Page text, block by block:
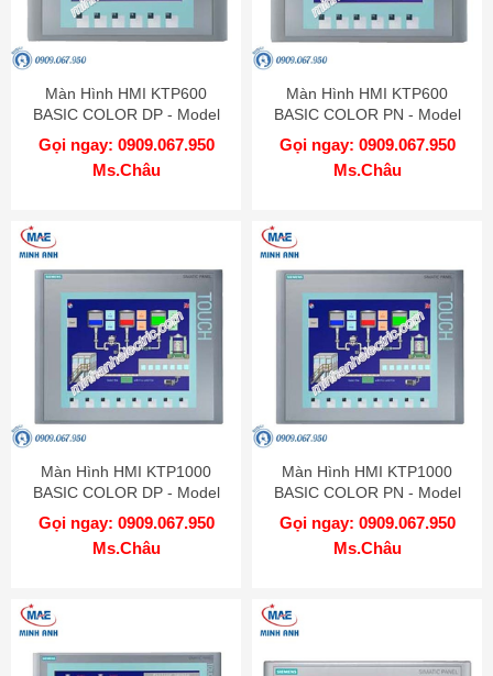
Màn Hình HMI KTP600
BASIC COLOR DP - Model
6AV6647-0AC11-3AX0
Gọi ngay: 0909.067.950
Ms.Châu
Màn Hình HMI KTP600
BASIC COLOR PN - Model
6AV6647-0AD11-3AX0
Gọi ngay: 0909.067.950
Ms.Châu
Màn Hình HMI KTP1000
BASIC COLOR DP - Model
6AV6647-0AE11-3AX0
Gọi ngay: 0909.067.950
Ms.Châu
Màn Hình HMI KTP1000
BASIC COLOR PN - Model
6AV6647-0AF11-3AX0
Gọi ngay: 0909.067.950
Ms.Châu